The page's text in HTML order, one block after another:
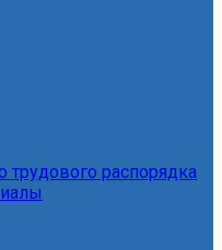
трудового распорядка